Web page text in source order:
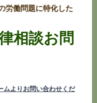
労働問題に特化した
相談お問
ムよりお問い合わせくだ